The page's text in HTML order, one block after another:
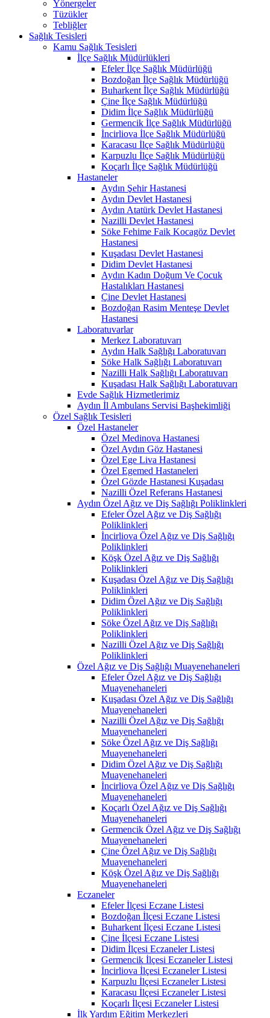
Yönergeler
Tüzükler
Tebliğler
Sağlık Tesisleri
Kamu Sağlık Tesisleri
İlçe Sağlık Müdürlükleri
Efeler İlçe Sağlık Müdürlüğü
Bozdoğan İlçe Sağlık Müdürlüğü
Buharkent İlçe Sağlık Müdürlüğü
Çine İlçe Sağlık Müdürlüğü
Didim İlçe Sağlık Müdürlüğü
Germencik İlçe Sağlık Müdürlüğü
İncirliova İlçe Sağlık Müdürlüğü
Karacasu İlçe Sağlık Müdürlüğü
Karpuzlu İlçe Sağlık Müdürlüğü
Koçarlı İlçe Sağlık Müdürlüğü
Hastaneler
Aydın Şehir Hastanesi
Aydın Devlet Hastanesi
Aydın Atatürk Devlet Hastanesi
Nazilli Devlet Hastanesi
Söke Fehime Faik Kocagöz Devlet
Hastanesi
Kuşadası Devlet Hastanesi
Didim Devlet Hastanesi
Aydın Kadın Doğum Ve Çocuk
Hastalıkları Hastanesi
Çine Devlet Hastanesi
Bozdoğan Rasim Menteşe Devlet
Hastanesi
Laboratuvarlar
Merkez Laboratuvarı
Aydın Halk Sağlığı Laboratuvarı
Söke Halk Sağlığı Laboratuvarı
Nazilli Halk Sağlığı Laboratuvarı
Kuşadası Halk Sağlığı Laboratuvarı
Evde Sağlık Hizmetlerimiz
Aydın İl Ambulans Servisi Başhekimliği
Özel Sağlık Tesisleri
Özel Hastaneler
Özel Medinova Hastanesi
Özel Aydın Göz Hastanesi
Özel Ege Liva Hastanesi
Özel Egemed Hastaneleri
Özel Gözde Hastanesi Kuşadası
Nazilli Özel Referans Hastanesi
Aydın Özel Ağız ve Diş Sağlığı Poliklinkleri
Efeler Özel Ağız ve Diş Sağlığı
Poliklinkleri
İncirliova Özel Ağız ve Diş Sağlığı
Poliklinkleri
Köşk Özel Ağız ve Diş Sağlığı
Poliklinkleri
Kuşadası Özel Ağız ve Diş Sağlığı
Poliklinkleri
Didim Özel Ağız ve Diş Sağlığı
Poliklinkleri
Söke Özel Ağız ve Diş Sağlığı
Poliklinkleri
Nazilli Özel Ağız ve Diş Sağlığı
Poliklinkleri
Özel Ağız ve Diş Sağlığı Muayenehaneleri
Efeler Özel Ağız ve Diş Sağlığı
Muayenehaneleri
Kuşadası Özel Ağız ve Diş Sağlığı
Muayenehaneleri
Nazilli Özel Ağız ve Diş Sağlığı
Muayenehaneleri
Söke Özel Ağız ve Diş Sağlığı
Muayenehaneleri
Didim Özel Ağız ve Diş Sağlığı
Muayenehaneleri
İncirliova Özel Ağız ve Diş Sağlığı
Muayenehaneleri
Koçarlı Özel Ağız ve Diş Sağlığı
Muayenehaneleri
Germencik Özel Ağız ve Diş Sağlığı
Muayenehaneleri
Çine Özel Ağız ve Diş Sağlığı
Muayenehaneleri
Köşk Özel Ağız ve Diş Sağlığı
Muayenehaneleri
Eczaneler
Efeler İlçesi Eczane Listesi
Bozdoğan İlçesi Eczane Listesi
Buharkent İlçesi Eczane Listesi
Çine İlçesi Eczane Listesi
Didim İlçesi Eczaneler Listesi
Germencik İlçesi Eczaneler Listesi
İncirliova İlçesi Eczaneler Listesi
Karpuzlu İlçesi Eczaneler Listesi
Karacasu İlçesi Eczaneler Listesi
Koçarlı İlçesi Eczaneler Listesi
İlk Yardım Eğitim Merkezleri